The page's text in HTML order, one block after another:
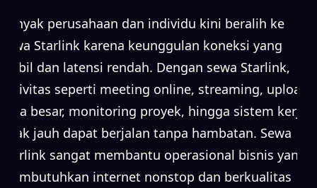
Banyak perusahaan dan individu kini beralih ke
sewa Starlink karena keunggulan koneksi yang
stabil dan latensi rendah. Dengan sewa Starlink,
aktivitas seperti meeting online, streaming, upload
data besar, monitoring proyek, hingga sistem kerja
jarak jauh dapat berjalan tanpa hambatan. Sewa
Starlink sangat membantu operasional bisnis yang
membutuhkan internet nonstop dan berkualitas